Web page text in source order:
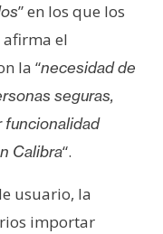
” en los que los
el
la “necesidad de
seguras,
funcionalidad
Calibra“.
usuario, la
importar